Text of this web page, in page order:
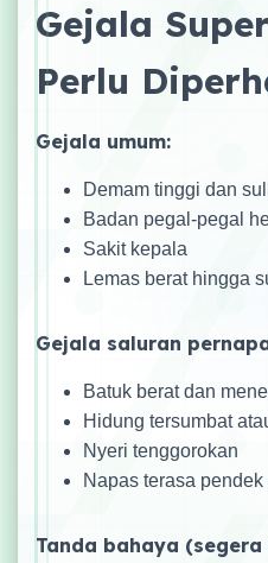
Gejala
Perlu
Gejala umum:
Demam tinggi dan
Badan pegal-pegal
Sakit kepala
Lemas berat hingga
Gejala saluran
Batuk berat dan
Hidung tersumbat
Nyeri tenggorokan
Napas terasa pendek
Tanda bahaya